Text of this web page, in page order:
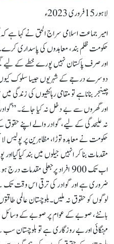
لاہور15فروری 2023ء
امیر جماعت اسلامی سراج الحق نے کہا ہے
حکومت ظلم بند، معاہدوں کی پاسداری
اورصرف پاکستان نہیں پورے خطے کے لیے
دوسرے درجے کے شہریوں جیسا سلوک کیوں
چینجر بناناہے تو مقامی رہائشیوں کی زندگی
اور گھروں سے بے دخل نہ کیا جائے۔
نہ علیحدگی کے لیے، گوادر والے اپنے
حکومت نے معاہدہ توڑا، مظاہرین پر پولیس
مقدمات بنا کر انہیں جیلوں میں بند
اب تک 900 افراد پرجعلی مقدمات
ضروری ہے اور گوادر کی ترقی اس وقت
لوگوں کو حقوق نہ ملیں۔بلوچستان عالمی
بانٹے، صوبے کے عوام پر صوبے کے
مہنگائی اوربے روزگاری ہے تو بلوچستان